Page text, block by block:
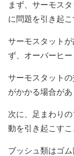
まず、サーモス
に問題を引き起こ
サーモスタット
ず、オーバーヒー
サーモスタット
がかかる場合があ
次に、足まわり
動を引き起こすこ
ブッシュ類はゴ